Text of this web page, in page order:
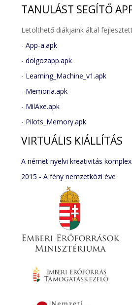
TANULÁST SEGÍTŐ
Letölthető diákjaink által
-App-a.apk
-dolgozapp.apk
- Learning_Machine_v1.apk
- Memoria.apk
- MilAxe.apk
- Pilots_Memory.apk
VIRTUÁLIS KIÁLLÍTÁS
A német nyelvi kreativitás
2015 - A fény nemzetközi éve